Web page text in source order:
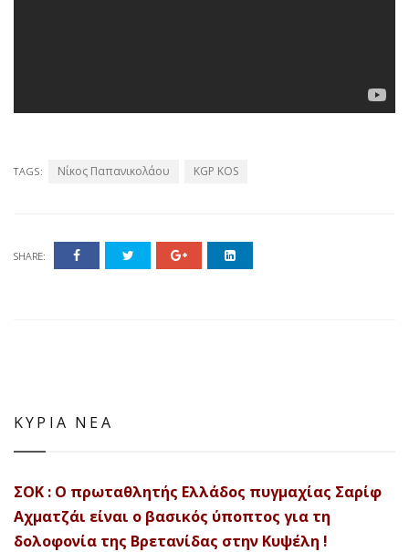
TAGS: Νίκος Παπανικολάου KGP KOS
SHARE:
ΚΥΡΙΑ ΝΕΑ
ΣΟΚ : Ο πρωταθλητής Ελλάδος πυγμαχίας Σαρίφ
Αχματζάι είναι ο βασικός ύποπτος για τη
δολοφονία της Βρετανίδας στην Κυψέλη !